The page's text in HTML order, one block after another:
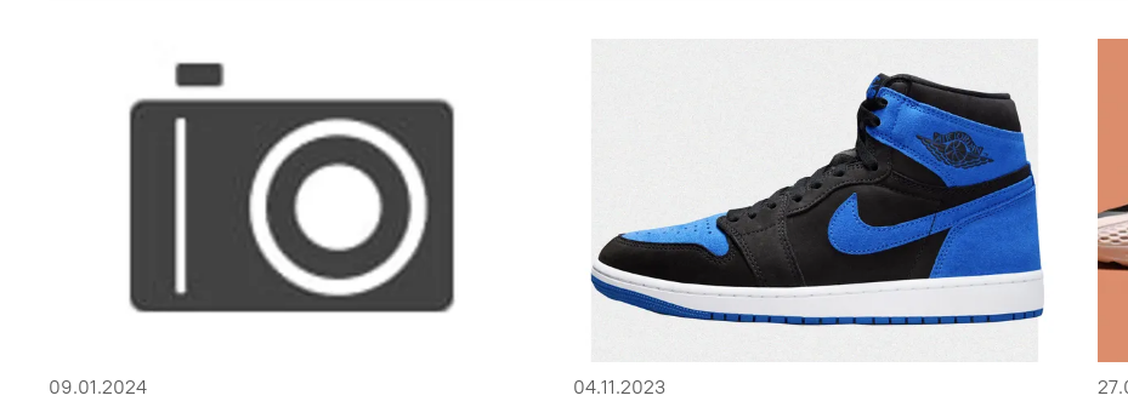
09.01.2024 04.11.2023